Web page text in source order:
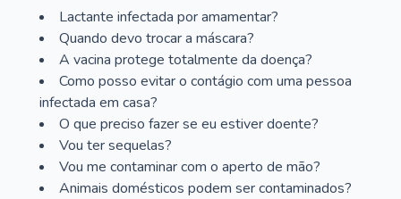
Lactante infectada por amamentar?
Quando devo trocar a máscara?
A vacina protege totalmente da doença?
Como posso evitar o contágio com uma pessoa
infectada em casa?
O que preciso fazer se eu estiver doente?
Vou ter sequelas?
Vou me contaminar com o aperto de mão?
Animais domésticos podem ser contaminados?